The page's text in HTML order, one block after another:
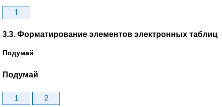
1
3.3. Форматирование элементов электронных таблиц
Подумай
Подумай
1 2